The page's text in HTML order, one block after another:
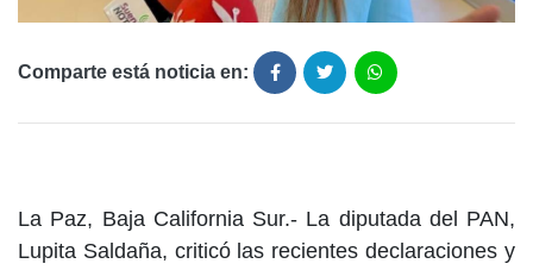
Comparte está noticia en:
La Paz, Baja California Sur.- La diputada del PAN,
Lupita Saldaña, criticó las recientes declaraciones y